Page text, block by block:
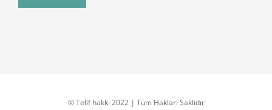
© Telif hakkı 2022 | Tüm Hakları Saklıdır